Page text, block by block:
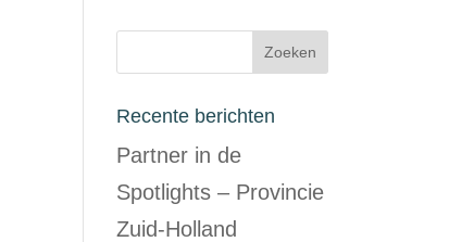
Recente berichten
Partner in de
Spotlights – Provincie
Zuid-Holland